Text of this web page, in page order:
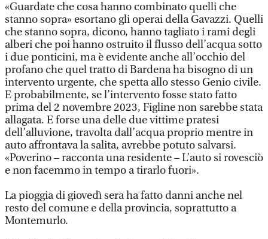
«Guardate che cosa hanno combinato quelli che
stanno sopra» esortano gli operai della Gavazzi. Quelli
che stanno sopra, dicono, hanno tagliato i rami degli
alberi che poi hanno ostruito il flusso dell’acqua sotto
i due ponticini, ma è evidente anche all’occhio del
profano che quel tratto di Bardena ha bisogno di un
intervento urgente, che spetta allo stesso Genio civile.
E probabilmente, se l’intervento fosse stato fatto
prima del 2 novembre 2023, Figline non sarebbe stata
allagata. E forse una delle due vittime pratesi
dell’alluvione, travolta dall’acqua proprio mentre in
auto affrontava la salita, avrebbe potuto salvarsi.
«Poverino – racconta una residente – L’auto si rovesciò
e non facemmo in tempo a tirarlo fuori».
La pioggia di giovedì sera ha fatto danni anche nel
resto del comune e della provincia, soprattutto a
Montemurlo.